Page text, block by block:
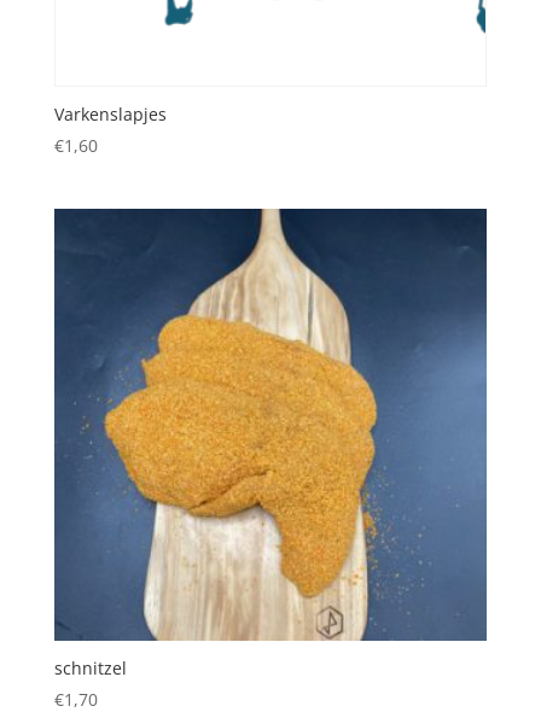
Varkenslapjes
€1,60
schnitzel
€1,70